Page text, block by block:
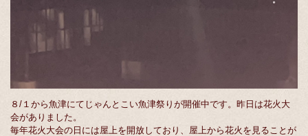
８/１から魚津にてじゃんとこい魚津祭りが開催中です。昨日は花火大
会がありました。
毎年花火大会の日には屋上を開放しており、屋上から花火を見ることが